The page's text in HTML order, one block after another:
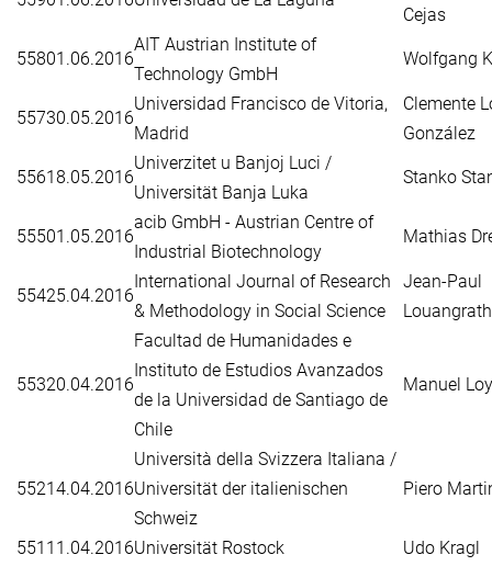
Cejas
55801.06.2016
AIT Austrian Institute of
Technology GmbH
Wolfgang
55730.05.2016
Universidad Francisco de Vitoria,
Madrid
Clemente
González
55618.05.2016
Univerzitet u Banjoj Luci /
Universität Banja Luka
Stanko
55501.05.2016
acib GmbH - Austrian Centre of
Industrial Biotechnology
Mathias
55425.04.2016
International Journal of Research
& Methodology in Social Science
Jean-Paul
Louangrath
55320.04.2016
Facultad de Humanidades e
Instituto de Estudios Avanzados
de la Universidad de Santiago de
Chile
Manuel
55214.04.2016
Università della Svizzera Italiana /
Universität der italienischen
Schweiz
Piero
551 11.04.2016Universität Rostock Udo Kragl